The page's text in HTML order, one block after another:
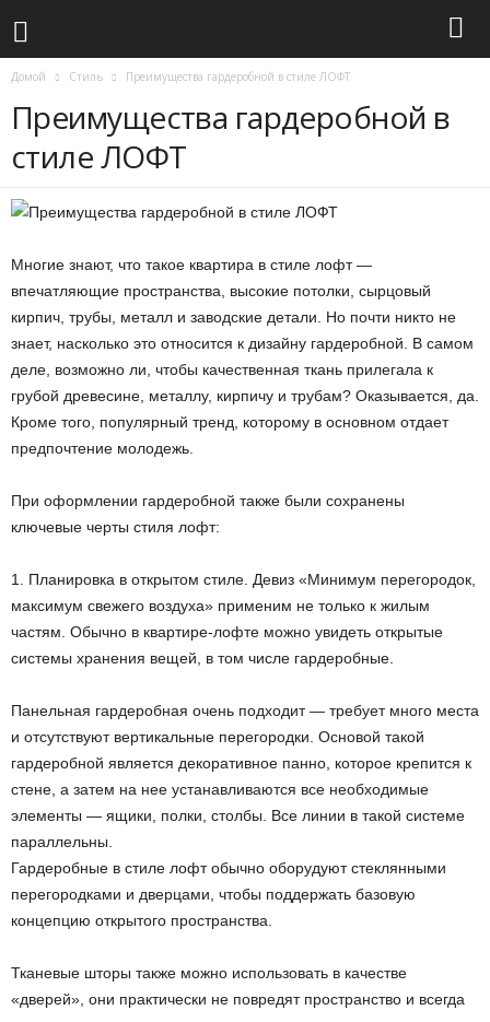
Домой Стиль Преимущества гардеробной в стиле ЛОФТ
Преимущества гардеробной в
стиле ЛОФТ
Многие знают, что такое квартира в стиле лофт —
впечатляющие пространства, высокие потолки, сырцовый
кирпич, трубы, металл и заводские детали. Но почти никто не
знает, насколько это относится к дизайну гардеробной. В самом
деле, возможно ли, чтобы качественная ткань прилегала к
грубой древесине, металлу, кирпичу и трубам? Оказывается, да.
Кроме того, популярный тренд, которому в основном отдает
предпочтение молодежь.
При оформлении гардеробной также были сохранены
ключевые черты стиля лофт:
1. Планировка в открытом стиле. Девиз «Минимум перегородок,
максимум свежего воздуха» применим не только к жилым
частям. Обычно в квартире-лофте можно увидеть открытые
системы хранения вещей, в том числе гардеробные.
Панельная гардеробная очень подходит — требует много места
и отсутствуют вертикальные перегородки. Основой такой
гардеробной является декоративное панно, которое крепится к
стене, а затем на нее устанавливаются все необходимые
элементы — ящики, полки, столбы. Все линии в такой системе
параллельны.
Гардеробные в стиле лофт обычно оборудуют стеклянными
перегородками и дверцами, чтобы поддержать базовую
концепцию открытого пространства.
Тканевые шторы также можно использовать в качестве
«дверей», они практически не повредят пространство и всегда